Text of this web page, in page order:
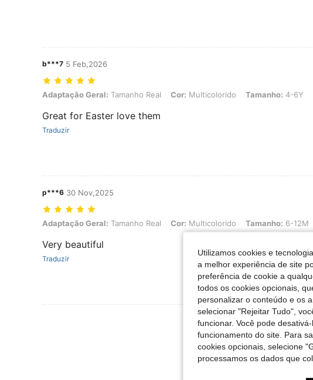
b***7 5 Feb,2026
Adaptação Geral: Tamanho Real, Cor: Multicolorido, Tamanho: 4-6Y, Tipos de
Adaptação Geral: Tamanho Real Cor: Multicolorido Tamanho: 4-6Y
Great for Easter love them
Traduzir
p***6 30 Nov,2025
Adaptação Geral: Tamanho Real, Cor: Multicolorido, Tamanho: 6-12M, Tipos de
Adaptação Geral: Tamanho Real Cor: Multicolorido Tamanho: 6-12M
Very beautiful
Traduzir
Ver Mais Avaliações
Utilizamos cookies e
a melhor experiência de site
preferência de cookie a
todos os cookies opcionais,
personalizar o conteúdo e os
selecionar "Rejeitar Tudo",
funcionar. Você pode
funcionamento do site. Para
cookies opcionais, selecione
processamos os dados que